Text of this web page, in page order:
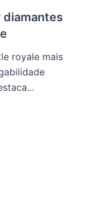
diamantes
royale mais